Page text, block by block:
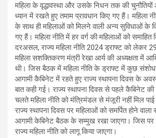
महिला के वृद्धावस्था और उसके निधन तक की
ध्यान में रखते हुए तमाम प्रावधान किए गए हैं। महिला
के साथ ही महिलाओं को मिलने वाली अन्य सुविधाओं के
गए हैं। महिला नीति में हर वर्ग की महिलाओं को समाहित
दरअसल, राज्य महिला नीति 2024 ड्राफ्ट को लेकर
महिला सशक्तिकरण मंत्री रेखा आर्य की अध्यक्षता में
थी। जिस बैठक में महिला नीति के ड्राफ्ट में कुछ
आगामी कैबिनेट में रहते हुए राज्य स्थापना दिवस के
बात कही गई। राज्य स्थापना दिवस से पहले कैबिनेट
चलते महिला नीति को मंत्रिमंडल से मंजूरी नहीं मिल
राज्य स्थापना दिवस पर महिलाओं को समर्पित होने वाला
आगामी केबिनेट बैठक के सम्मुख रखा जाएगा। जिस
राज्य महिला नीति को लागू किया जाएगा।